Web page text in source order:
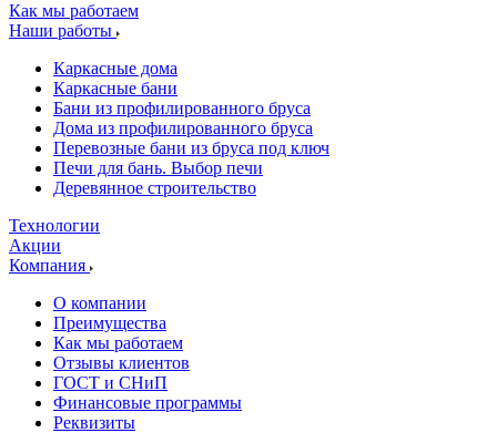
Как мы работаем
Наши работы
Каркасные дома
Каркасные бани
Бани из профилированного бруса
Дома из профилированного бруса
Перевозные бани из бруса под ключ
Печи для бань. Выбор печи
Деревянное строительство
Технологии
Акции
Компания
О компании
Преимущества
Как мы работаем
Отзывы клиентов
ГОСТ и СНиП
Финансовые программы
Реквизиты